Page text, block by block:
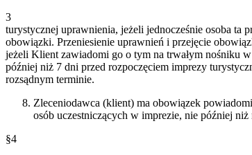
3
turystycznej uprawnienia, jeżeli jednocześnie osoba ta
obowiązki. Przeniesienie uprawnień i przejęcie
jeżeli Klient zawiadomi go o tym na trwałym nośniku
później niż 7 dni przed rozpoczęciem imprezy
rozsądnym terminie.
Zleceniodawca (klient) ma obowiązek
osób uczestniczących w imprezie, nie później niż
§4